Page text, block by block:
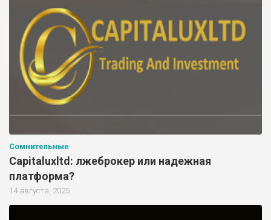
Сомнительные
Capitaluxltd: лжеброкер или надежная
платформа?
14 августа, 2025